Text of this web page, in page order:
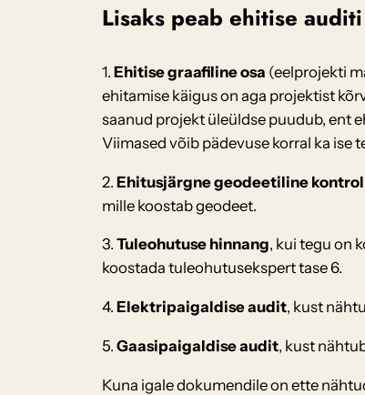
Lisaks peab ehitise
1. Ehitise graafiline osa (eelprojekti
ehitamise käigus on aga projektist
saanud projekt üleüldse puudub, ent
Viimased võib pädevuse korral ka ise
2. Ehitusjärgne geodeetiline
mille koostab geodeet.
3. Tuleohutuse hinnang, kui tegu on
koostada tuleohutusekspert tase 6.
4. Elektripaigaldise audit, kust
5. Gaasipaigaldise audit, kust
Kuna igale dokumendile on ette